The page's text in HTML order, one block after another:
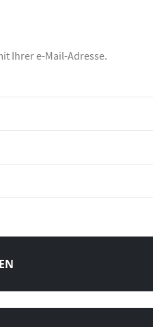
Ihrer e-Mail-Adresse.